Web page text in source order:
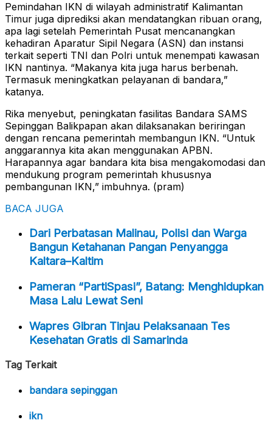
Pemindahan IKN di wilayah administratif Kalimantan
Timur juga diprediksi akan mendatangkan ribuan orang,
apa lagi setelah Pemerintah Pusat mencanangkan
kehadiran Aparatur Sipil Negara (ASN) dan instansi
terkait seperti TNI dan Polri untuk menempati kawasan
IKN nantinya. “Makanya kita juga harus berbenah.
Termasuk meningkatkan pelayanan di bandara,”
katanya.
Rika menyebut, peningkatan fasilitas Bandara SAMS
Sepinggan Balikpapan akan dilaksanakan beriringan
dengan rencana pemerintah membangun IKN. “Untuk
anggarannya kita akan menggunakan APBN.
Harapannya agar bandara kita bisa mengakomodasi dan
mendukung program pemerintah khususnya
pembangunan IKN,” imbuhnya. (pram)
BACA JUGA
Dari Perbatasan Malinau, Polisi dan Warga
Bangun Ketahanan Pangan Penyangga
Kaltara–Kaltim
Pameran “PartiSpasi”, Batang: Menghidupkan
Masa Lalu Lewat Seni
Wapres Gibran Tinjau Pelaksanaan Tes
Kesehatan Gratis di Samarinda
Tag Terkait
bandara sepinggan
ikn